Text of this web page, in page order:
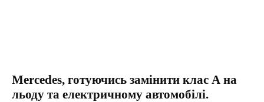
Mercedes, готуючись замінити клас А на
льоду та електричному автомобілі.